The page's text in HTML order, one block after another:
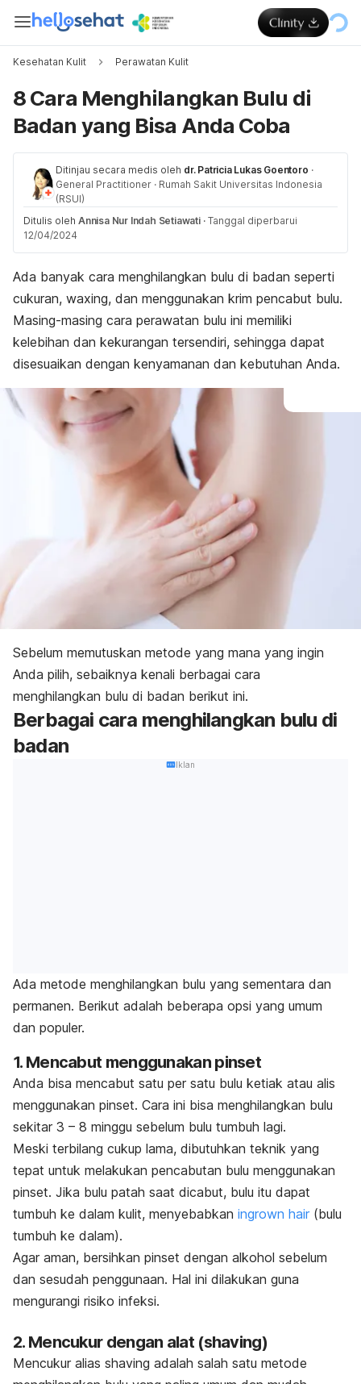
Kesehatan Kulit Perawatan Kulit
8 Cara Menghilangkan Bulu di
Badan yang Bisa Anda Coba
Ditinjau secara medis oleh dr. Patricia Lukas Goentoro ·
General Practitioner · Rumah Sakit Universitas Indonesia
(RSUI)
Ditulis oleh Annisa Nur Indah Setiawati · Tanggal diperbarui
12/04/2024
Ada banyak cara menghilangkan bulu di badan seperti
cukuran, waxing, dan menggunakan krim pencabut bulu.
Masing-masing cara perawatan bulu ini memiliki
kelebihan dan kekurangan tersendiri, sehingga dapat
disesuaikan dengan kenyamanan dan kebutuhan Anda.
Sebelum memutuskan metode yang mana yang ingin
Anda pilih, sebaiknya kenali berbagai cara
menghilangkan bulu di badan berikut ini.
Berbagai cara menghilangkan bulu di
badan
Iklan
Ada metode menghilangkan bulu yang sementara dan
permanen. Berikut adalah beberapa opsi yang umum
dan populer.
1. Mencabut menggunakan pinset
Anda bisa mencabut satu per satu bulu ketiak atau alis
menggunakan pinset. Cara ini bisa menghilangkan bulu
sekitar 3 – 8 minggu sebelum bulu tumbuh lagi.
Meski terbilang cukup lama, dibutuhkan teknik yang
tepat untuk melakukan pencabutan bulu menggunakan
pinset. Jika bulu patah saat dicabut, bulu itu dapat
tumbuh ke dalam kulit, menyebabkan ingrown hair (bulu
tumbuh ke dalam).
Agar aman, bersihkan pinset dengan alkohol sebelum
dan sesudah penggunaan. Hal ini dilakukan guna
mengurangi risiko infeksi.
2. Mencukur dengan alat (shaving)
Mencukur alias shaving adalah salah satu metode